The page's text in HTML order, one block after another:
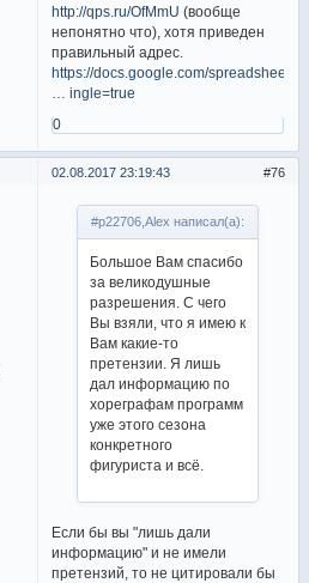
http://qps.ru/OfMmU (вообще
непонятно что), хотя приведен
правильный адрес.
https://docs.google.com/spreadsheets/
… ingle=true
0
76
02.08.2017 23:19:43
#p22706,Alex написал(а):
Большое Вам спасибо
за великодушные
разрешения. С чего
Вы взяли, что я имею к
Вам какие-то
претензии. Я лишь
дал информацию по
хореграфам программ
уже этого сезона
конкретного
фигуриста и всё.
Если бы вы "лишь дали
информацию" и не имели
претензий, то не цитировали бы